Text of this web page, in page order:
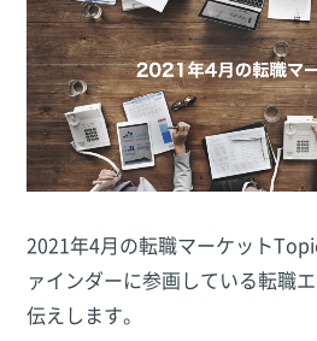
2021年4月の転職マーケット
ァインダーに参画している転職
伝えします。